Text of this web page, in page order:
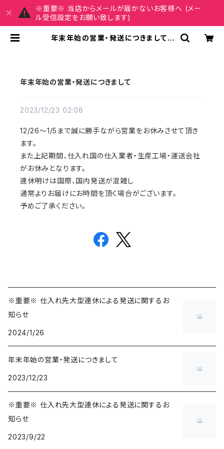
※重要※ 当店からメールが届かないお客様へ (メー
ル受信設定をお願い致します)
年末年始の営業・発送につきまして |
年末年始の営業・発送につきまして
2023/12/23 02:08
12/26～1/5まで誠に勝手ながら営業をお休みさせて頂き
ます。
また上記期間、仕入れ国の仕入業者・生産工場・運送会社
がお休みとなります。
連休明けは国際、国内発送が混雑し
通常よりお届けにお時間を頂く場合がございます。
予めご了承ください。
※重要※ 仕入れ先大型連休による発送に関するお
知らせ
2024/1/26
年末年始の営業・発送につきまして
2023/12/23
※重要※ 仕入れ先大型連休による発送に関するお
知らせ
2023/9/22